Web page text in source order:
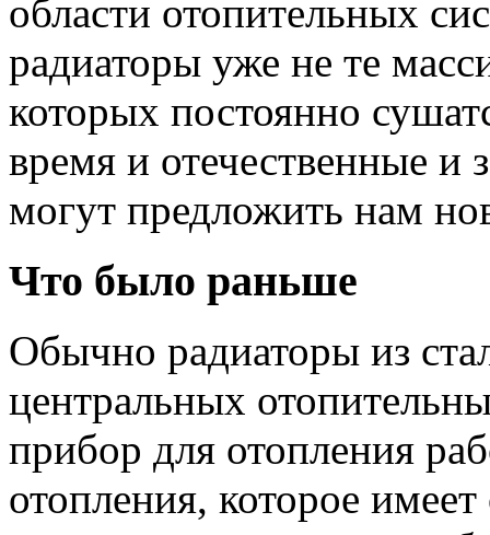
области отопительных
радиаторы уже не те
которых постоянно
время и отечественные и
могут предложить нам
Что было раньше
Обычно радиаторы из
центральных
прибор для отопления
отопления, которое